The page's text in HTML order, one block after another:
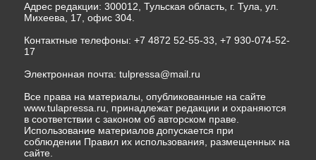
Адрес редакции: 300012, Тульская область, г. Тула, ул.
Михеева, 17, офис 304.
Контактные телефоны: +7 4872 52-55-33, +7 930-074-52-
17
Электронная почта: tulpressa@mail.ru
Все права на материалы, опубликованные на сайте
www.tulapressa.ru, принадлежат редакции и охраняются
в соответствии с законом об авторском праве.
Использование материалов допускается при
соблюдении Правил их использования, размещенных на
сайте.